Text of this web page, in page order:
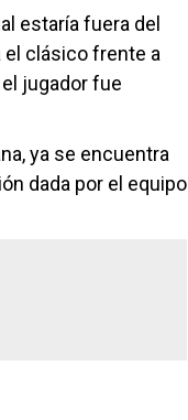
estaría fuera del
el clásico frente a
jugador fue
ya se encuentra
dada por el equipo